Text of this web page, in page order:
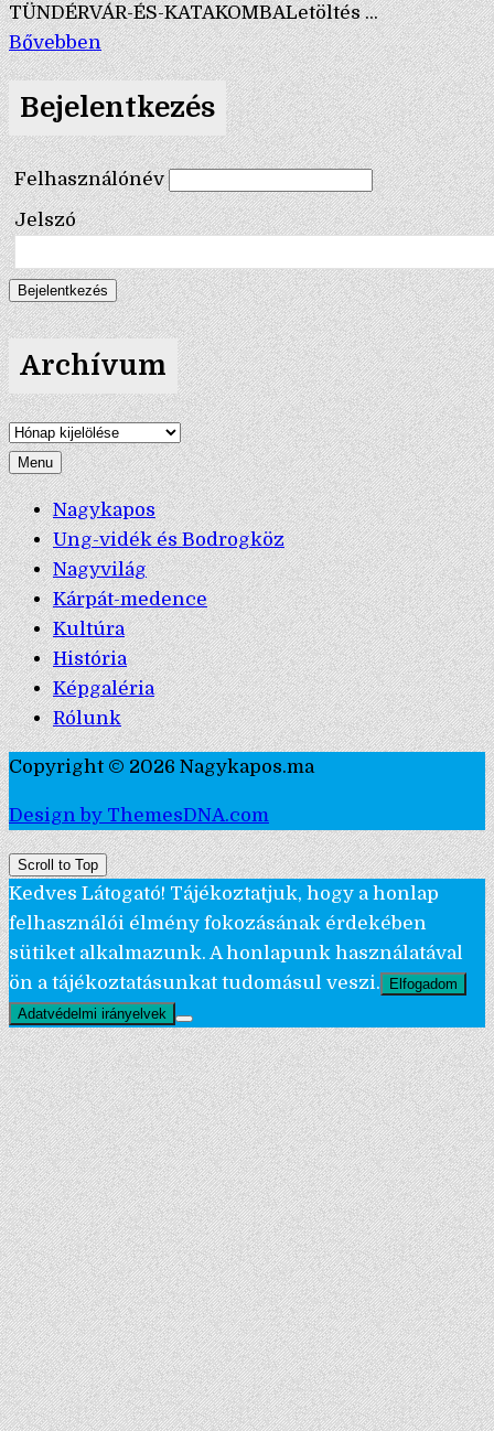
TÜNDÉRVÁR-ÉS-KATAKOMBALetöltés ...
Bővebben
Bejelentkezés
Felhasználónév
Jelszó
Archívum
Archívum
Menu
Nagykapos
Ung-vidék és Bodrogköz
Nagyvilág
Kárpát-medence
Kultúra
História
Képgaléria
Rólunk
Copyright © 2026 Nagykapos.ma
Design by ThemesDNA.com
Scroll to Top
Kedves Látogató! Tájékoztatjuk, hogy a honlap
felhasználói élmény fokozásának érdekében
sütiket alkalmazunk. A honlapunk használatával
ön a tájékoztatásunkat tudomásul veszi.
Elfogadom
Adatvédelmi irányelvek